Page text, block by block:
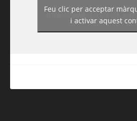
https://
Feu clic per acceptar
i activar aquest